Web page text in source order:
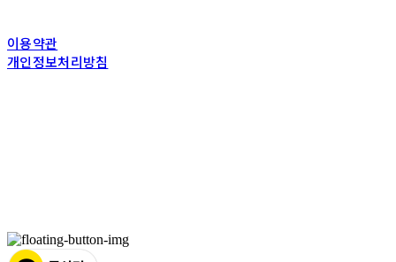
이용약관
개인정보처리방침